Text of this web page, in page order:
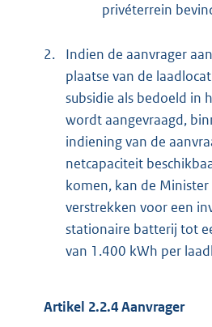
privéterrein
2.
Indien de aanvrager
plaatse van de
subsidie als bedoeld in
wordt aangevraagd,
indiening van de
netcapaciteit
komen, kan de Minister
verstrekken voor een
stationaire batterij tot
van 1.400 kWh per
Artikel 2.2.4 Aanvrager